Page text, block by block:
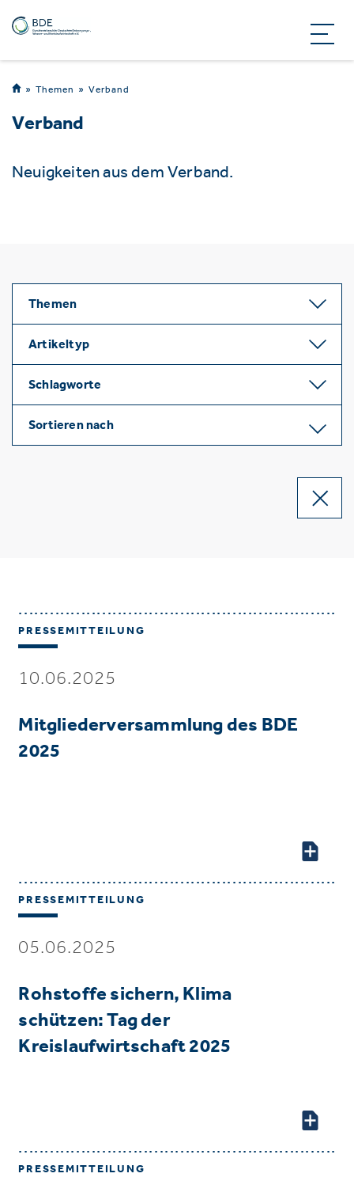
Themen Verband
Verband
Neuigkeiten aus dem Verband.
Themen
Artikeltyp
Schlagworte
Sortieren nach
PRESSEMITTEILUNG
10.06.2025
Mitgliederversammlung des BDE
2025
PRESSEMITTEILUNG
05.06.2025
Rohstoffe sichern, Klima
schützen: Tag der
Kreislaufwirtschaft 2025
PRESSEMITTEILUNG